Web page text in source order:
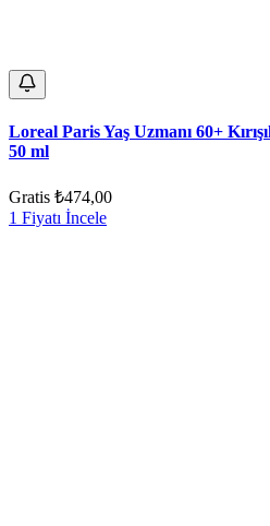
Loreal Paris Yaş Uzmanı 60+
50 ml
Gratis ₺474,00
1 Fiyatı İncele